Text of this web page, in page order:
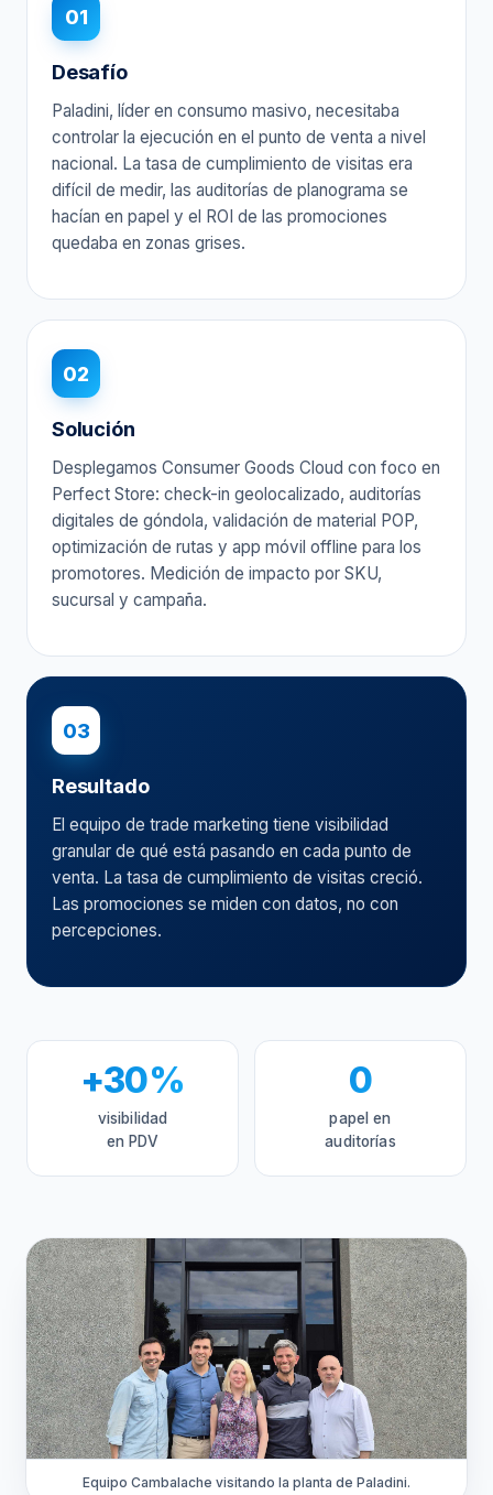
01
Desafío
Paladini, líder en consumo masivo, necesitaba
controlar la ejecución en el punto de venta a nivel
nacional. La tasa de cumplimiento de visitas era
difícil de medir, las auditorías de planograma se
hacían en papel y el ROI de las promociones
quedaba en zonas grises.
02
Solución
Desplegamos Consumer Goods Cloud con foco en
Perfect Store: check-in geolocalizado, auditorías
digitales de góndola, validación de material POP,
optimización de rutas y app móvil offline para los
promotores. Medición de impacto por SKU,
sucursal y campaña.
03
Resultado
El equipo de trade marketing tiene visibilidad
granular de qué está pasando en cada punto de
venta. La tasa de cumplimiento de visitas creció.
Las promociones se miden con datos, no con
percepciones.
+30%
visibilidad
en PDV
0
papel en
auditorías
Equipo Cambalache visitando la planta de Paladini.